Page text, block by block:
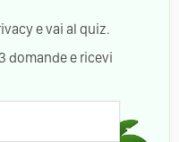
e vai al quiz.
domande e ricevi